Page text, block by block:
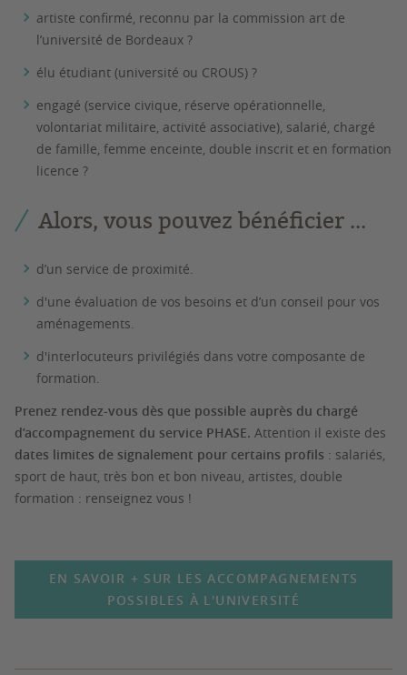
artiste confirmé, reconnu par la commission art de
l’université de Bordeaux ?
élu étudiant (université ou CROUS) ?
engagé (service civique, réserve opérationnelle,
volontariat militaire, activité associative), salarié, chargé
de famille, femme enceinte, double inscrit et en formation
licence ?
Alors, vous pouvez bénéficier ...
d’un service de proximité.
d'une évaluation de vos besoins et d’un conseil pour vos
aménagements.
d'interlocuteurs privilégiés dans votre composante de
formation.
Prenez rendez-vous dès que possible auprès du chargé
d’accompagnement du service PHASE. Attention il existe des
dates limites de signalement pour certains profils : salariés,
sport de haut, très bon et bon niveau, artistes, double
formation : renseignez vous !
EN SAVOIR + SUR LES ACCOMPAGNEMENTS
POSSIBLES À L'UNIVERSITÉ